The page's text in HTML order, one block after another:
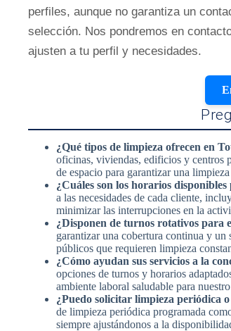
perfiles, aunque no garantiza un
selección. Nos pondremos en
ajusten a tu perfil y necesidades.
¿Qué tipos de limpieza ofrecen en
oficinas, viviendas, edificios y centros
de espacio para garantizar una
¿Cuáles son los horarios
a las necesidades de cada cliente,
minimizar las interrupciones en la
¿Disponen de turnos rotativos para
garantizar una cobertura continua y
públicos que requieren limpieza
¿Cómo ayudan sus servicios a la
opciones de turnos y horarios
ambiente laboral saludable para
¿Puedo solicitar limpieza periódica
de limpieza periódica programada
siempre ajustándonos a la